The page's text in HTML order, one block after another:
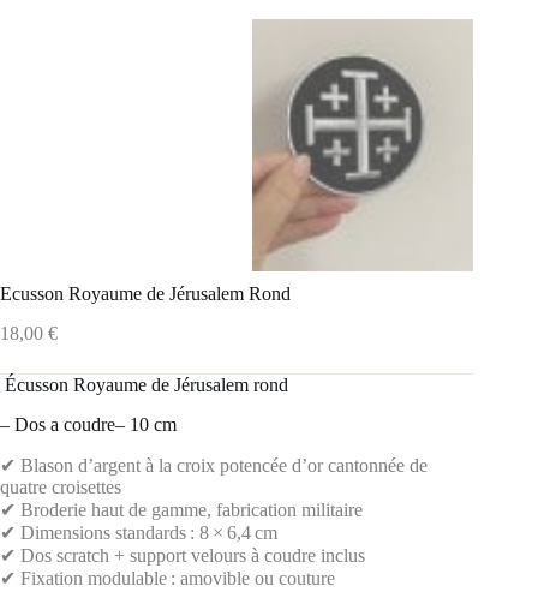
Ecusson Royaume de Jérusalem Rond
18,00 €
️ Écusson Royaume de Jérusalem rond
– Dos a coudre– 10 cm
✔ Blason d’argent à la croix potencée d’or cantonnée de
quatre croisettes
✔ Broderie haut de gamme, fabrication militaire
✔ Dimensions standards : 8 × 6,4 cm
✔ Dos scratch + support velours à coudre inclus
✔ Fixation modulable : amovible ou couture